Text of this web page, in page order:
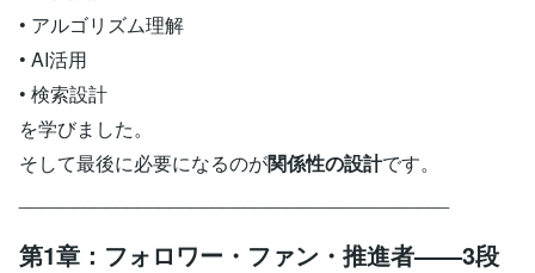
• アルゴリズム理解
• AI活用
• 検索設計
を学びました。
そして最後に必要になるのが関係性の設計です。
第1章：フォロワー・ファン・推進者——3段